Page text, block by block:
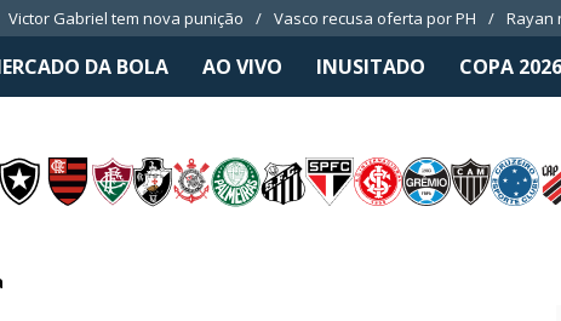
Victor Gabriel tem nova punição Vasco recusa oferta por PH Rayan
DA BOLA AO VIVO INUSITADO COPA 2026